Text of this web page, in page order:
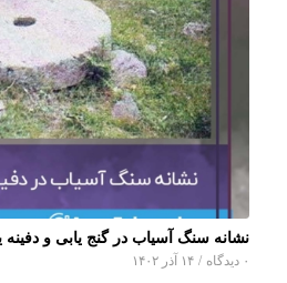
نشانه سنگ آسیاب در گنج یابی و دفینه
۰ دیدگاه / ۱۴ آذر ۱۴۰۲